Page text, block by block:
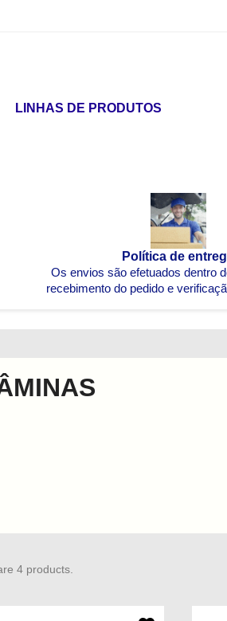
LINHAS DE PRODUTOS
Política de
Os envios são efetuados dentro
recebimento do pedido e
4 products.